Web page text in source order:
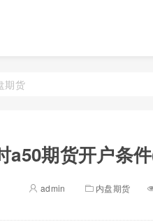
期货
a50期货开户条
admin 内盘期货